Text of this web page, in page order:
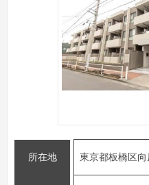
所在地 東京都板橋区